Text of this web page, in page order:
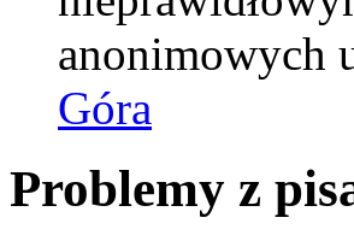
anonimowych
Góra
Problemy z